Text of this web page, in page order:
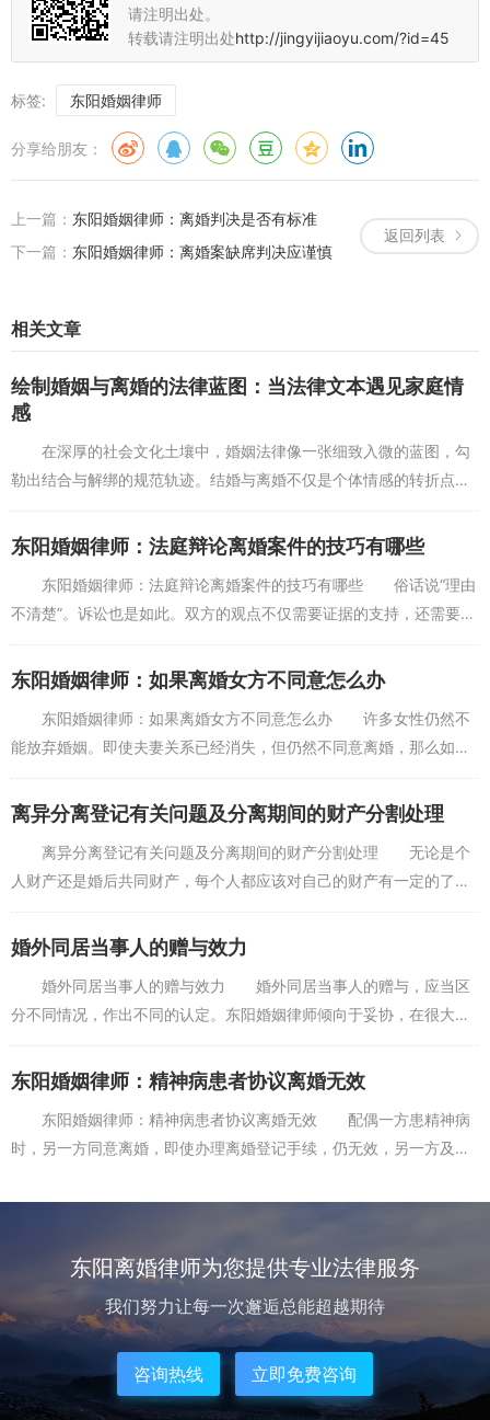
请注明出处。
转载请注明出处http://jingyijiaoyu.com/?id=45
标签: 东阳婚姻律师
分享给朋友：
返回列表
上一篇： 东阳婚姻律师：离婚判决是否有标准
下一篇： 东阳婚姻律师：离婚案缺席判决应谨慎
相关文章
绘制婚姻与离婚的法律蓝图：当法律文本遇见家庭情
感
在深厚的社会文化土壤中，婚姻法律像一张细致入微的蓝图，勾
勒出结合与解绑的规范轨迹。结婚与离婚不仅是个体情感的转折点，
更是社会法律制度的重要节点，承载着法律规范与情感需求交织的复
杂性。 结婚，作为...
东阳婚姻律师：法庭辩论离婚案件的技巧有哪些
东阳婚姻律师：法庭辩论离婚案件的技巧有哪些 俗话说“理由
不清楚”。诉讼也是如此。双方的观点不仅需要证据的支持，还需要用
清晰的语言总结自己的主张，用合理的语言指出对方的错误观点，以
获得法院的支持。...
东阳婚姻律师：如果离婚女方不同意怎么办
东阳婚姻律师：如果离婚女方不同意怎么办 许多女性仍然不
能放弃婚姻。即使夫妻关系已经消失，但仍然不同意离婚，那么如果
女人不同意离婚，该怎么办呢？东阳婚姻律师——张瑞瑞为您介绍以
下无论是女方不同意离...
离异分离登记有关问题及分离期间的财产分割处理
离异分离登记有关问题及分离期间的财产分割处理 无论是个
人财产还是婚后共同财产，每个人都应该对自己的财产有一定的了
解。东阳婚姻律师——张瑞瑞为您介绍以下问题：如今，随着互联网
的发展，城市实时全面地...
婚外同居当事人的赠与效力
婚外同居当事人的赠与效力 婚外同居当事人的赠与，应当区
分不同情况，作出不同的认定。东阳婚姻律师倾向于妥协，在很大程
度上同意附条件。有效地说，婚外同居和赠与是两种独立的行为。东
阳婚姻律师——张瑞瑞...
东阳婚姻律师：精神病患者协议离婚无效
东阳婚姻律师：精神病患者协议离婚无效 配偶一方患精神病
时，另一方同意离婚，即使办理离婚登记手续，仍无效，另一方及其
律师——张瑞瑞为您介...
东阳离婚律师为您提供专业法律服务
我们努力让每一次邂逅总能超越期待
咨询热线 立即免费咨询